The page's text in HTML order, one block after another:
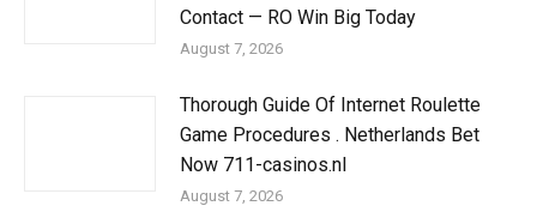
Contact — RO Win Big Today
August 7, 2026
Thorough Guide Of Internet Roulette
Game Procedures . Netherlands Bet
Now 711-casinos.nl
August 7, 2026